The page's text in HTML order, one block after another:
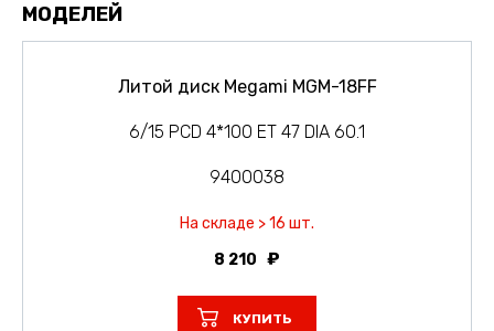
МОДЕЛЕЙ
Литой диск Megami MGM-18FF
6/15 PCD 4*100 ET 47 DIA 60.1
9400038
На складе > 16 шт.
8 210
КУПИТЬ